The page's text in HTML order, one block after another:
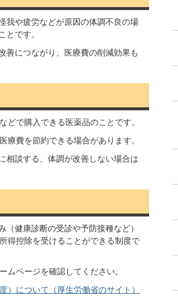
我や疲労などが原因の体調不良の場
とです。
善につながり、医療費の削減効果も
で購入できる医薬品のことです。
費を節約できる場合があります。
相談する、体調が改善しない場合は
健康診断の受診や予防接種など）
得控除を受けることができる制度で
ムページを確認してください。
）について（厚生労働省のサイト）